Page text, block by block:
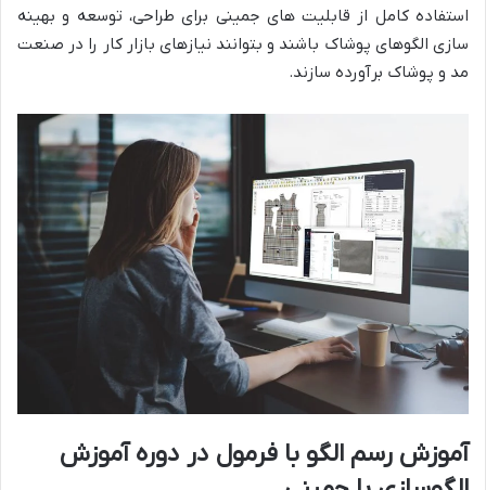
استفاده کامل از قابلیت های جمینی برای طراحی، توسعه و بهینه
سازی الگوهای پوشاک باشند و بتوانند نیازهای بازار کار را در صنعت
مد و پوشاک برآورده سازند.
آموزش رسم الگو با فرمول در دوره آموزش